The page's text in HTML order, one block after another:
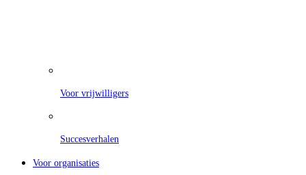
Voor vrijwilligers
Succesverhalen
Voor organisaties